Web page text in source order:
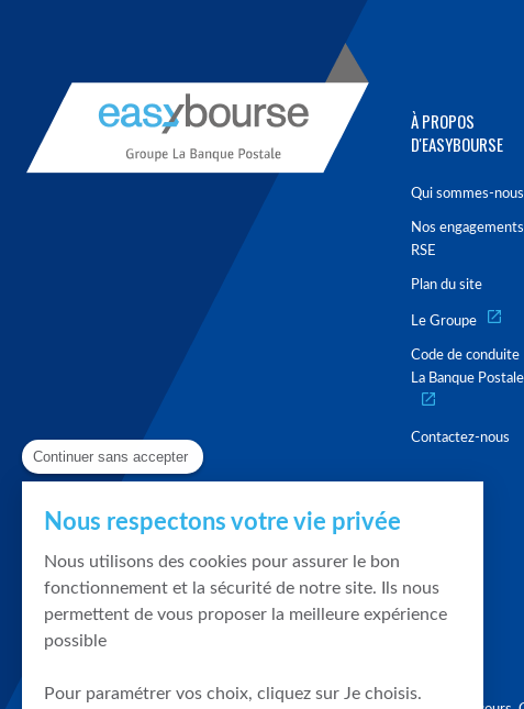
À PROPOS
D'EASYBOURSE
Qui sommes-
Nos engagements
RSE
Plan du site
Le Groupe
Code de conduite
La Banque Postale
Contactez-nous
Continuer sans accepter
Nous respectons votre vie privée
Nous utilisons des cookies pour assurer le bon
fonctionnement et la sécurité de notre site. Ils nous
permettent de vous proposer la meilleure expérience
possible
Pour paramétrer vos choix, cliquez sur Je choisis.